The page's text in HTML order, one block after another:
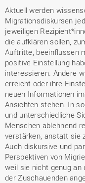
Aktuell werden
Migrationsdiskursen
jeweiligen
die aufklären sollen,
Auftritte, beeinflussen
positive Einstellung
interessieren. Andere
erreicht oder ihre
neuen Informationen
Ansichten stehen. In
und unterschiedliche
Menschen ablehnend
verstärken, anstatt sie
Auch diskursive und
Perspektiven von
weil sie nicht genug an
der Zuschauenden